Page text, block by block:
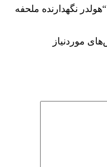
نگهدارنده ملحفه
موردنیاز